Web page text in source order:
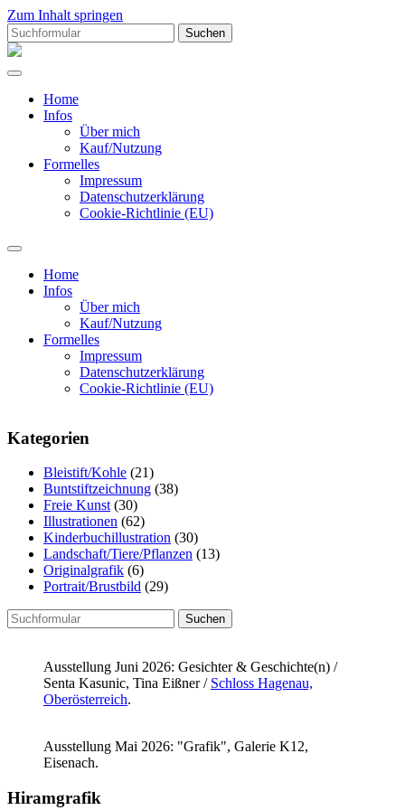
Zum Inhalt springen
Suchen
nach:Hiramgrafik
Home
Infos
Über mich
Kauf/Nutzung
Formelles
Impressum
Datenschutzerklärung
Cookie-Richtlinie (EU)
Suchfeld
ein-/ausblenden
Home
Infos
Über mich
Kauf/Nutzung
Formelles
Impressum
Datenschutzerklärung
Cookie-Richtlinie (EU)
Kategorien
Bleistift/Kohle (21)
Buntstiftzeichnung (38)
Freie Kunst(30)
Illustrationen (62)
Kinderbuchillustration (30)
Landschaft/Tiere/Pflanzen (13)
Originalgrafik (6)
Portrait/Brustbild (29)
Suchen
nach:
Ausstellung Juni 2026: Gesichter & Geschichte(n) /
Senta Kasunic, Tina Eißner / Schloss Hagenau,
Oberösterreich.
Ausstellung Mai 2026: "Grafik", Galerie K12,
Eisenach.
Hiramgrafik